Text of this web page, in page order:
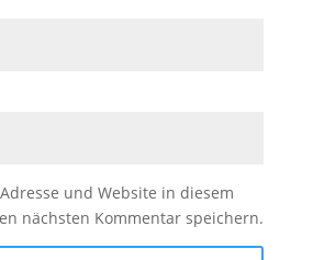
und Website in diesem
nächsten Kommentar speichern.